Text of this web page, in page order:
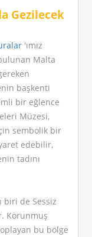
Gezilecek
'ımız
Malta
başkenti
bir eğlence
Müzesi,
sembolik bir
edebilir,
tadını
de Sessiz
Korunmuş
bu bölge